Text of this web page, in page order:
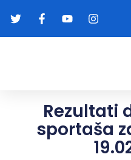
Rezultati
sportaša